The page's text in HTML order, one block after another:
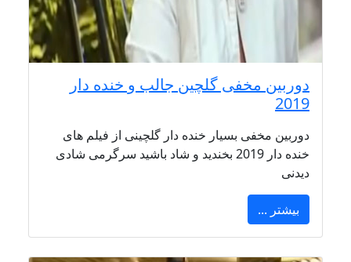
دوربین مخفی گلچین جالب و خنده دار
2019
دوربین مخفی بسیار خنده دار گلچینی از فیلم های
خنده دار 2019 بخندید و شاد باشید سرگرمی شادی
دیدنی
بیشتر ...